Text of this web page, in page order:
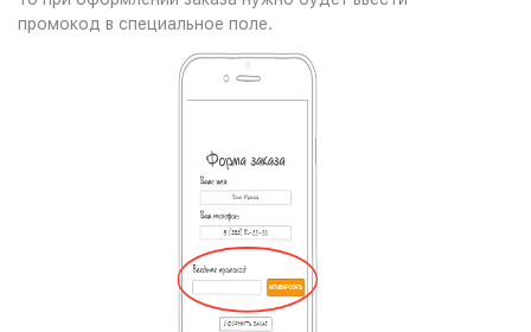
промокод в специальное поле.